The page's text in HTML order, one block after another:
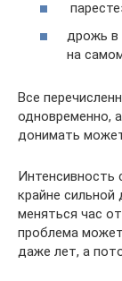
дрожь в
на
Все
одновременно,
донимать
Интенсивность
крайне
меняться час
проблема
даже лет, а